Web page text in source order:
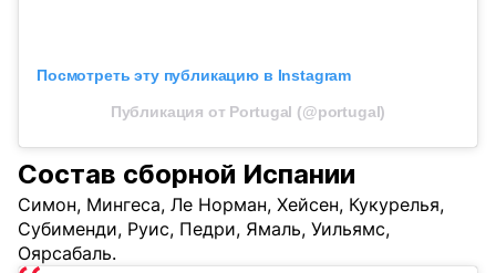
Посмотреть эту публикацию в Instagram
Публикация от Portugal (@portugal)
Состав сборной Испании
Симон, Мингеса, Ле Норман, Хейсен, Кукурелья,
Субименди, Руис, Педри, Ямаль, Уильямс,
Оярсабаль.